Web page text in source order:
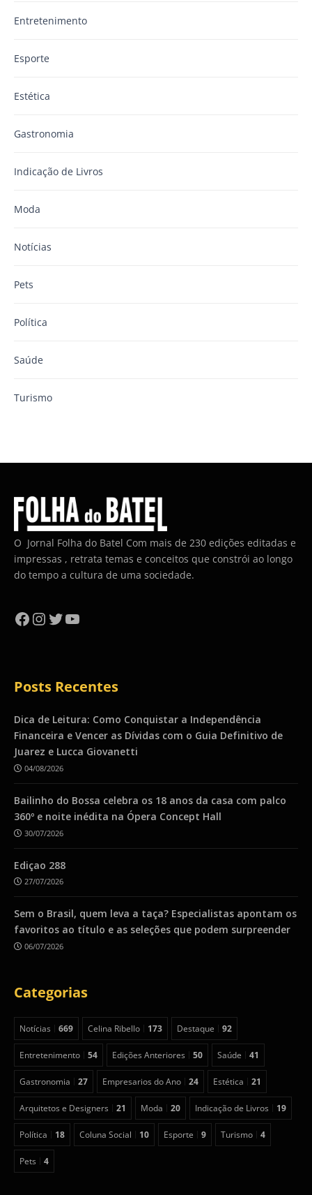
Entretenimento
Esporte
Estética
Gastronomia
Indicação de Livros
Moda
Notícias
Pets
Política
Saúde
Turismo
O Jornal Folha do Batel Com mais de 230 edições editadas e
impressas , retrata temas e conceitos que constrói ao longo
do tempo a cultura de uma sociedade.
Facebook
Instagram
Twitter
YouTube
Posts Recentes
Dica de Leitura: Como Conquistar a Independência
Financeira e Vencer as Dívidas com o Guia Definitivo de
Juarez e Lucca Giovanetti
04/08/2026
Bailinho do Bossa celebra os 18 anos da casa com palco
360º e noite inédita na Ópera Concept Hall
30/07/2026
Ediçao 288
27/07/2026
Sem o Brasil, quem leva a taça? Especialistas apontam os
favoritos ao título e as seleções que podem surpreender
06/07/2026
Categorias
Notícias 669 Celina Ribello 173 Destaque 92
Entretenimento 54 Edições Anteriores 50 Saúde 41
Gastronomia 27 Empresarios do Ano 24 Estética 21
Arquitetos e Designers 21 Moda 20 Indicação de Livros 19
Política 18 Coluna Social 10 Esporte 9 Turismo 4
Pets 4